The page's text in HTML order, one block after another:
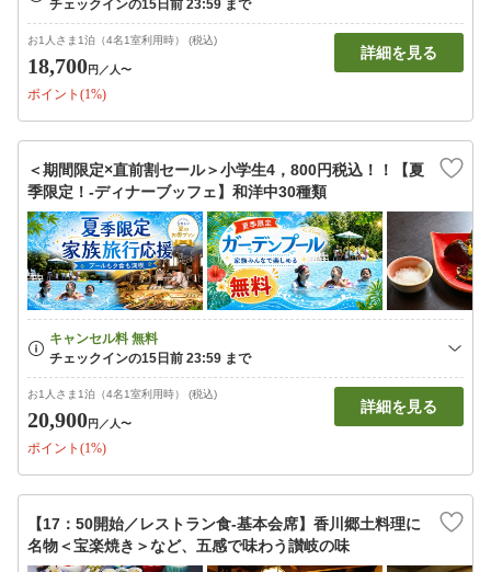
お1人さま1泊（4名1室利用時） (税込)
18,700円 ／人〜
ポイント(1%)
詳細を見る
＜期間限定×直前割セール＞小学生4，800円税込！！【夏
季限定！‐ディナーブッフェ】和洋中30種類
お1人さま1泊（4名1室利用時） (税込)
20,900円 ／人〜
ポイント(1%)
詳細を見る
【17：50開始／レストラン食‐基本会席】香川郷土料理に
名物＜宝楽焼き＞など、五感で味わう讃岐の味